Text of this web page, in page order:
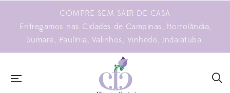
COMPRE SEM SAIR DE CASA
Entregamos nas Cidades de Campinas, Hortolândia,
Sumaré, Paulínia, Valinhos, Vinhedo, Indaiatuba.